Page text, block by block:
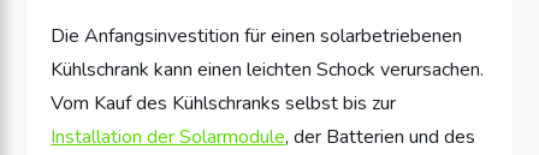
Die Anfangsinvestition für einen solarbetriebenen
Kühlschrank kann einen leichten Schock verursachen.
Vom Kauf des Kühlschranks selbst bis zur
Installation der Solarmodule, der Batterien und des